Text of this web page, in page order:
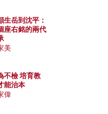
生岳到沈平：
座右銘的兩代
美
不檢 培育教
能治本
偉